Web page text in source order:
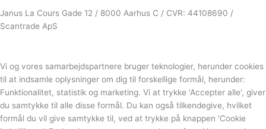
Janus La Cours Gade 12 / 8000 Aarhus C / CVR: 44108690 /
Scantrade ApS
Vi og vores samarbejdspartnere bruger teknologier, herunder cookies
til at indsamle oplysninger om dig til forskellige formål, herunder:
Funktionalitet, statistik og marketing. Vi at trykke 'Accepter alle', giver
du samtykke til alle disse formål. Du kan også tilkendegive, hvilket
formål du vil give samtykke til, ved at trykke på knappen 'Cookie